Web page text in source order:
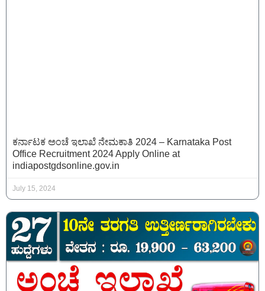
ಕರ್ನಾಟಕ ಅಂಚೆ ಇಲಾಖೆ ನೇಮಕಾತಿ 2024 – Karnataka Post
Office Recruitment 2024 Apply Online at
indiapostgdsonline.gov.in
July 15, 2024